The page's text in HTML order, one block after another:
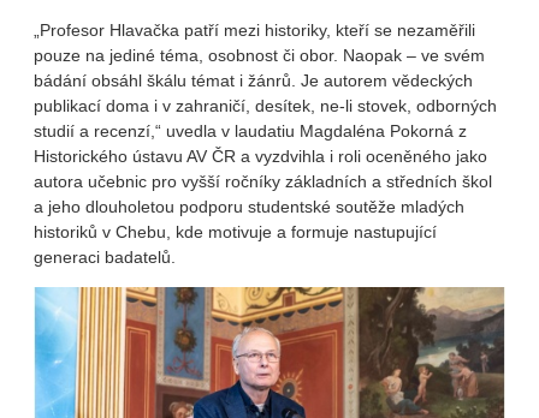
„Profesor Hlavačka patří mezi historiky, kteří se nezaměřili
pouze na jediné téma, osobnost či obor. Naopak – ve svém
bádání obsáhl škálu témat i žánrů. Je autorem vědeckých
publikací doma i v zahraničí, desítek, ne-li stovek, odborných
studií a recenzí,“ uvedla v laudatiu Magdaléna Pokorná z
Historického ústavu AV ČR a vyzdvihla i roli oceněného jako
autora učebnic pro vyšší ročníky základních a středních škol
a jeho dlouholetou podporu studentské soutěže mladých
historiků v Chebu, kde motivuje a formuje nastupující
generaci badatelů.